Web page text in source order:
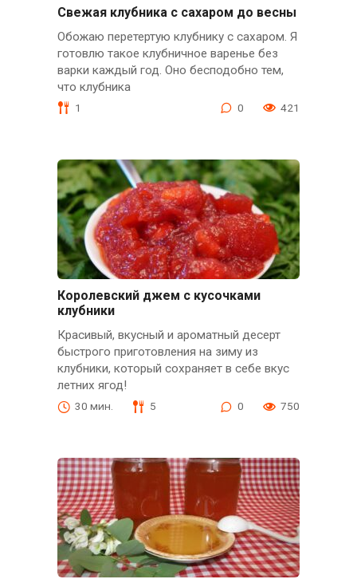
Свежая клубника с сахаром до весны
Обожаю перетертую клубнику с сахаром. Я
готовлю такое клубничное варенье без
варки каждый год. Оно бесподобно тем,
что клубника
1 0 421
Королевский джем с кусочками
клубники
Красивый, вкусный и ароматный десерт
быстрого приготовления на зиму из
клубники, который сохраняет в себе вкус
летних ягод!
30 мин. 5 0 750